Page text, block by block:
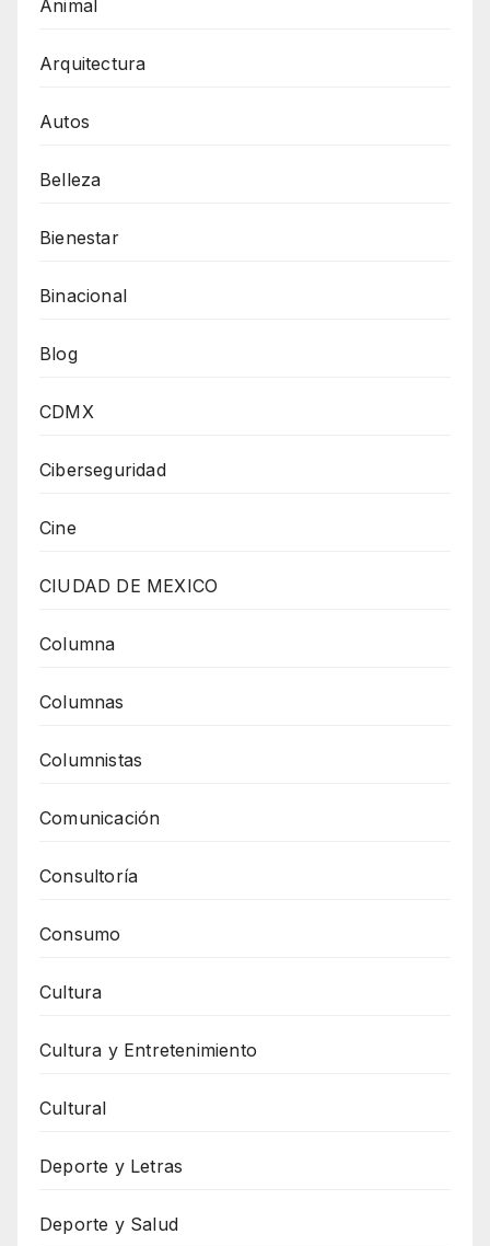
Animal
Arquitectura
Autos
Belleza
Bienestar
Binacional
Blog
CDMX
Ciberseguridad
Cine
CIUDAD DE MEXICO
Columna
Columnas
Columnistas
Comunicación
Consultoría
Consumo
Cultura
Cultura y Entretenimiento
Cultural
Deporte y Letras
Deporte y Salud